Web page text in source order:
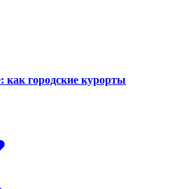
как городские курорты